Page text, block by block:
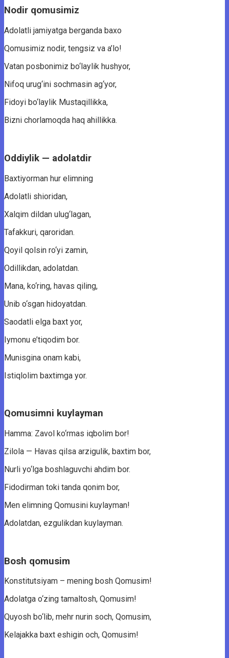
Nodir qomusimiz
Adolatli jamiyatga berganda baxo
Qomusimiz nodir, tengsiz va a’lo!
Vatan posbonimiz bo‘laylik hushyor,
Nifoq urug‘ini sochmasin ag‘yor,
Fidoyi bo‘laylik Mustaqillikka,
Bizni chorlamoqda haq ahillikka.
Oddiylik — adolatdir
Baxtiyorman hur elimning
Adolatli shioridan,
Xalqim dildan ulug‘lagan,
Tafakkuri, qaroridan.
Qoyil qolsin ro‘yi zamin,
Odillikdan, adolatdan.
Mana, ko‘ring, havas qiling,
Unib o‘sgan hidoyatdan.
Saodatli elga baxt yor,
Iymonu e’tiqodim bor.
Munisgina onam kabi,
Istiqlolim baxtimga yor.
Qomusimni kuylayman
Hamma: Zavol ko‘rmas iqbolim bor!
Zilola — Havas qilsa arzigulik, baxtim bor,
Nurli yo‘lga boshlaguvchi ahdim bor.
Fidodirman toki tanda qonim bor,
Men elimning Qomusini kuylayman!
Adolatdan, ezgulikdan kuylayman.
Bosh qomusim
Konstitutsiyam – mening bosh Qomusim!
Adolatga o‘zing tamaltosh, Qomusim!
Quyosh bo‘lib, mehr nurin soch, Qomusim,
Kelajakka baxt eshigin och, Qomusim!